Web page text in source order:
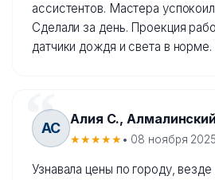
ассистентов. Мастера
Сделали за день. Проекция
датчики дождя и света в норме.
АС
Алия С.,
★★★★★• 08 ноября 2025
Узнавала цены по городу,